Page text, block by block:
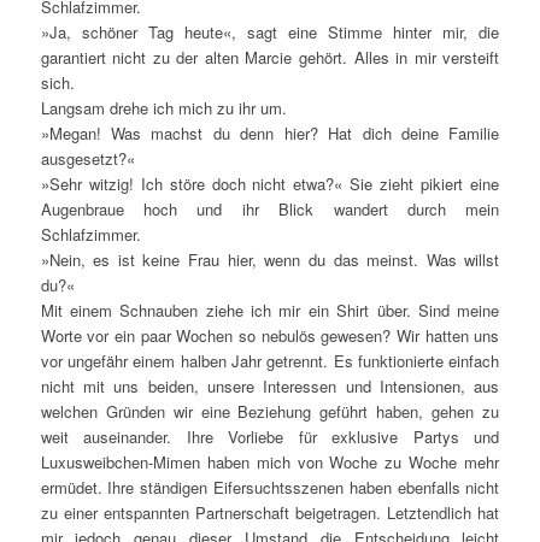
Schlafzimmer.
»Ja, schöner Tag heute«, sagt eine Stimme hinter mir, die
garantiert nicht zu der alten Marcie gehört. Alles in mir versteift
sich.
Langsam drehe ich mich zu ihr um.
»Megan! Was machst du denn hier? Hat dich deine Familie
ausgesetzt?«
»Sehr witzig! Ich störe doch nicht etwa?« Sie zieht pikiert eine
Augenbraue hoch und ihr Blick wandert durch mein
Schlafzimmer.
»Nein, es ist keine Frau hier, wenn du das meinst. Was willst
du?«
Mit einem Schnauben ziehe ich mir ein Shirt über. Sind meine
Worte vor ein paar Wochen so nebulös gewesen? Wir hatten uns
vor ungefähr einem halben Jahr getrennt. Es funktionierte einfach
nicht mit uns beiden, unsere Interessen und Intensionen, aus
welchen Gründen wir eine Beziehung geführt haben, gehen zu
weit auseinander. Ihre Vorliebe für exklusive Partys und
Luxusweibchen-Mimen haben mich von Woche zu Woche mehr
ermüdet. Ihre ständigen Eifersuchtsszenen haben ebenfalls nicht
zu einer entspannten Partnerschaft beigetragen. Letztendlich hat